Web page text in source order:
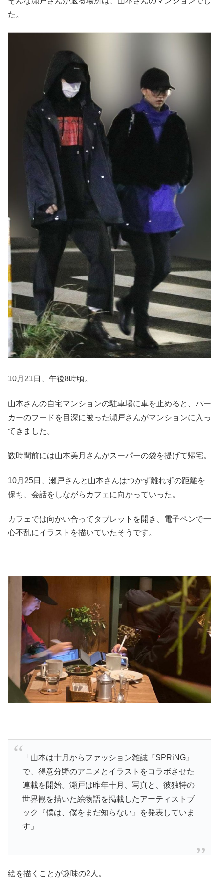
た。
10月21日、午後8時頃。
山本さんの自宅マンションの駐車場に車を止めると、パー
カーのフードを目深に被った瀬戸さんがマンションに入っ
てきました。
数時間前には山本美月さんがスーパーの袋を提げて帰宅。
10月25日、瀬戸さんと山本さんはつかず離れずの距離を
保ち、会話をしながらカフェに向かっていった。
カフェでは向かい合ってタブレットを開き、電子ペンで一
心不乱にイラストを描いていたそうです。
「山本は十月からファッション雑誌『SPRiNG』
で、得意分野のアニメとイラストをコラボさせた
連載を開始。瀬戸は昨年十月、写真と、彼独特の
世界観を描いた絵物語を掲載したアーティストブ
ック『僕は、僕をまだ知らない』を発表していま
す」
絵を描くことが趣味の2人。